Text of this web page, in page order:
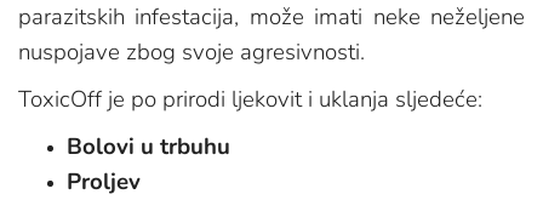
parazitskih infestacija, može imati neke neželjene
nuspojave zbog svoje agresivnosti.
ToxicOff je po prirodi ljekovit i uklanja sljedeće:
Bolovi u trbuhu
Proljev